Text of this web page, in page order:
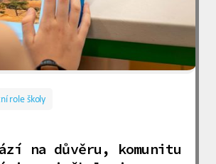
role školy
na důvěru, komunitu